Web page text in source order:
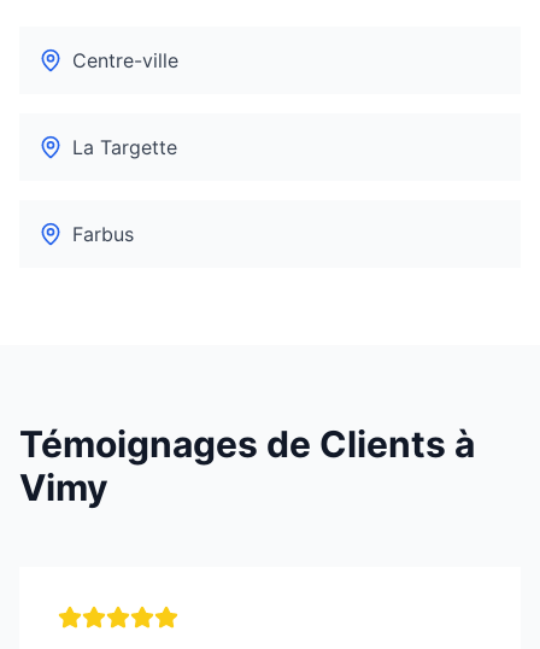
Centre-ville
La Targette
Farbus
Témoignages de Clients à
Vimy